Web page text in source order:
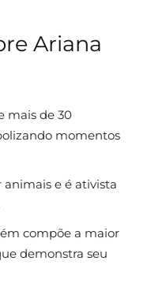
Ariana
mais de 30
momentos
e é ativista
compõe a maior
demonstra seu